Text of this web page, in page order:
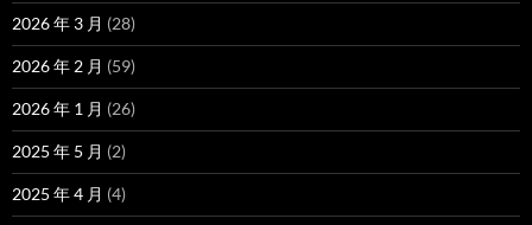
2026 年 3 月 (28)
2026 年 2 月 (59)
2026 年 1 月 (26)
2025 年 5 月 (2)
2025 年 4 月 (4)